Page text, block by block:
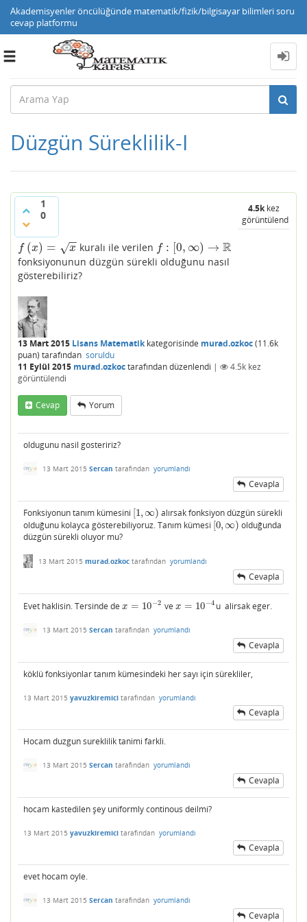
Akademisyenler öncülüğünde matematik/fizik/bilgisayar bilimleri soru
cevap platformu
Toggle
Düzgün Süreklilik-I
1
0
4.5kkez
görüntülendi
f (x) = x
−
−
√
f(x)=x kuralı ile verilen f : [0, ∞) → R
f:[ 0 ∞)→R
fonksiyonunun düzgün sürekli olduğunu nasıl
gösterebiliriz?
13 Mart 2015 Lisans Matematikkategorisinde murad.ozkoc(11.6k
puan) tarafından soruldu
11 Eylül 2015 murad.ozkoctarafındandüzenlendi | 4.5k kez
görüntülendi
Cevap Yorum
oldugunu nasil gosteririz?
13 Mart 2015 Sercan tarafından yorumlandı
Cevapla
Fonksiyonun tanım kümesini [1, ∞)
1,∞)
alırsak fonksiyon düzgün sürekli
olduğunu kolayca gösterebiliyoruz. Tanım kümesi [0, ∞)
0,∞)
olduğunda
düzgün sürekli oluyor mu?
13 Mart 2015 murad.ozkoc tarafından yorumlandı
Cevapla
Evet haklisin. Tersinde de x = 10−2
x= 10 −2 ve x = 10−4
x= 10 −4 u alirsak eger.
13 Mart 2015 Sercan tarafından yorumlandı
Cevapla
köklü fonksiyonlar tanım kümesindeki her sayı için sürekliler,
13 Mart 2015 yavuzkiremici tarafından yorumlandı
Cevapla
Hocam duzgun sureklilik tanimi farkli.
13 Mart 2015 Sercan tarafından yorumlandı
Cevapla
hocam kastedilen şey uniformly continous deilmi?
13 Mart 2015 yavuzkiremici tarafından yorumlandı
Cevapla
evet hocam oyle.
13 Mart 2015 Sercan tarafından yorumlandı
Cevapla